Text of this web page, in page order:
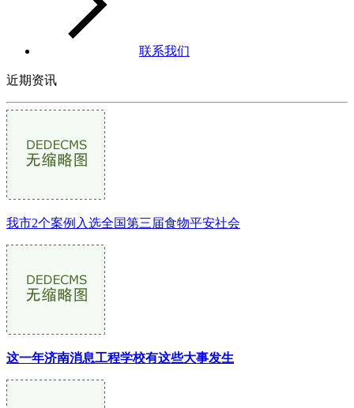
联系我们
近期资讯
我市2个案例入选全国第三届食物平安社会
这一年济南消息工程学校有这些大事发生